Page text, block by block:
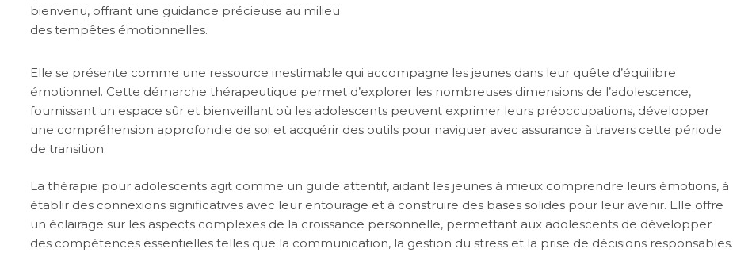
bienvenu, offrant une guidance précieuse au milieu
des tempêtes émotionnelles.
Elle se présente comme une ressource inestimable qui accompagne les jeunes dans leur quête d’équilibre
émotionnel. Cette démarche thérapeutique permet d’explorer les nombreuses dimensions de l’adolescence,
fournissant un espace sûr et bienveillant où les adolescents peuvent exprimer leurs préoccupations, développer
une compréhension approfondie de soi et acquérir des outils pour naviguer avec assurance à travers cette période
de transition.
La thérapie pour adolescents agit comme un guide attentif, aidant les jeunes à mieux comprendre leurs émotions, à
établir des connexions significatives avec leur entourage et à construire des bases solides pour leur avenir. Elle offre
un éclairage sur les aspects complexes de la croissance personnelle, permettant aux adolescents de développer
des compétences essentielles telles que la communication, la gestion du stress et la prise de décisions responsables.